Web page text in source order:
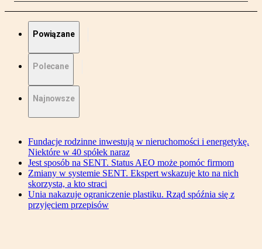
Powiązane
Polecane
Najnowsze
Fundacje rodzinne inwestują w nieruchomości i energetykę.
Niektóre w 40 spółek naraz
Jest sposób na SENT. Status AEO może pomóc firmom
Zmiany w systemie SENT. Ekspert wskazuje kto na nich
skorzysta, a kto straci
Unia nakazuje ograniczenie plastiku. Rząd spóźnia się z
przyjęciem przepisów